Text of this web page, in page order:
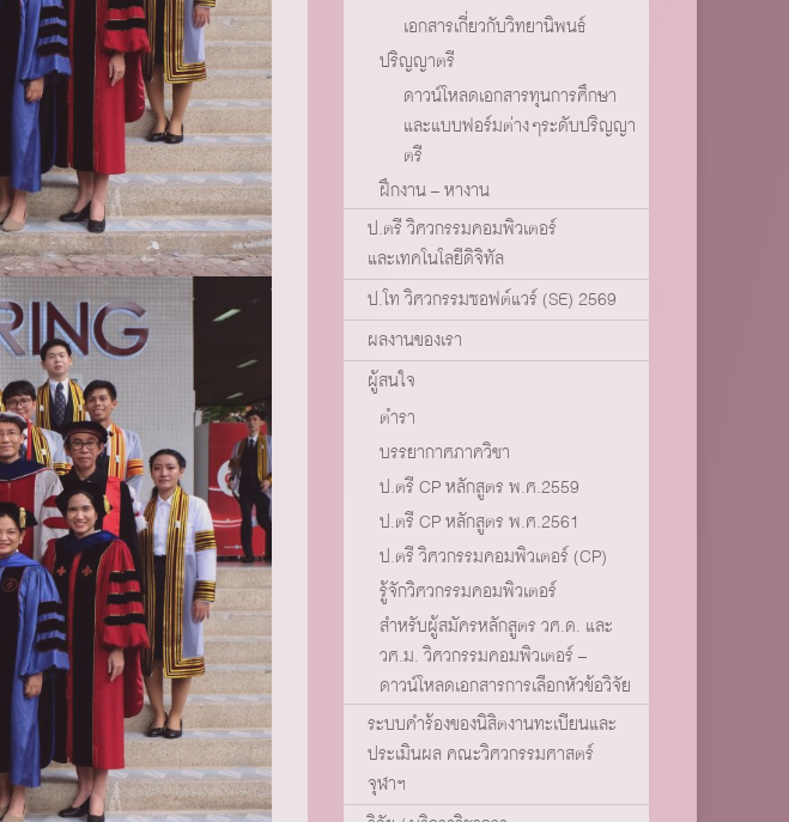
เอกสารเกี่ยวกับวิทยานิพนธ์
ปริญญาตรี
ดาวน์โหลดเอกสารทุนการศึกษา
และแบบฟอร์มต่างๆระดับปริญญา
ตรี
ฝึกงาน – หางาน
ป.ตรี วิศวกรรมคอมพิวเตอร์
และเทคโนโลยีดิจิทัล
ป.โท วิศวกรรมซอฟต์แวร์ (SE) 2569
ผลงานของเรา
ผู้สนใจ
ตำรา
บรรยากาศภาควิชา
ป.ตรี CP หลักสูตร พ.ศ.2559
ป.ตรี CP หลักสูตร พ.ศ.2561
ป.ตรี วิศวกรรมคอมพิวเตอร์ (CP)
รู้จักวิศวกรรมคอมพิวเตอร์
สำหรับผู้สมัครหลักสูตร วศ.ด. และ
วศ.ม. วิศวกรรมคอมพิวเตอร์ –
ดาวน์โหลดเอกสารการเลือกหัวข้อวิจัย
ระบบคำร้องของนิสิตงานทะเบียนและ
ประเมินผล คณะวิศวกรรมศาสตร์
จุฬาฯ